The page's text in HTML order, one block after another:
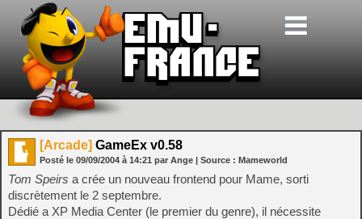
[Arcade] GameEx v0.58
Posté le 09/09/2004 à 14:21 par Ange | Source : Mameworld
Tom Speirs a crée un nouveau frontend pour Mame, sorti
discrètement le 2 septembre.
Dédié a XP Media Center (le premier du genre), il nécessite